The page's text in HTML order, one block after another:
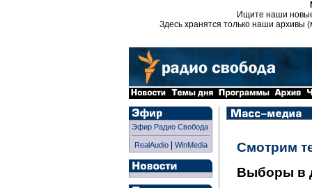
Ищите наши
Здесь хранятся только наши архивы
Эфир Радио Свобода
RealAudio| WinMedia
Смотрим
Выборы в